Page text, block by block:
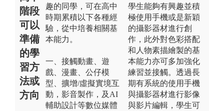
階段
可以
準備
的學
習方
法或
方向
趣的同學，可在高中
時期累積以下各種經
驗，從中培養相關基
本能力。
一、接觸動畫、遊
戲、漫畫、公仔模
型、擴增/虛擬實境互
動，影音製作，及AI
輔助設計等數位媒體
學生能夠有興趣並積
極使用手機或是新穎
的攝影器材進行創
作，此外對色彩搭配
和人物素描繪製的基
本能力亦可多加強化
練習並接觸。透過長
期有系統的使用手機
與攝影器材進行影像
與影片編輯，學生可